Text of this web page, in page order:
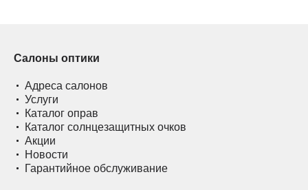
Салоны оптики
Адреса салонов
Услуги
Каталог оправ
Каталог солнцезащитных очков
Акции
Новости
Гарантийное обслуживание